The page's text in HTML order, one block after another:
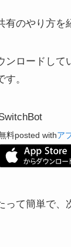
有のやり方を
ンロードして
。
料posted withア
って簡単で、